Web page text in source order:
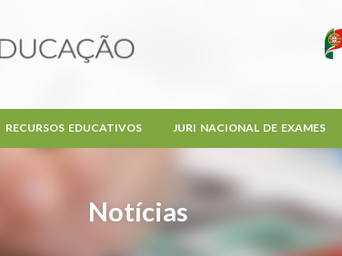
Notícias
RECURSOS EDUCATIVOS JURI NACIONAL DE EXAMES